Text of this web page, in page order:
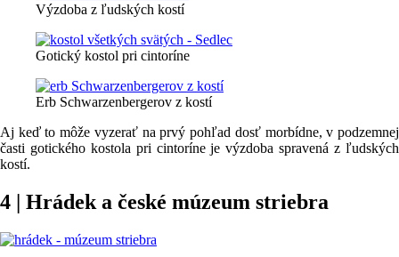
Výzdoba z ľudských kostí
Gotický kostol pri cintoríne
Erb Schwarzenbergerov z kostí
Aj keď to môže vyzerať na prvý pohľad dosť morbídne, v podzemnej
časti gotického kostola pri cintoríne je výzdoba spravená z ľudských
kostí.
4 | Hrádek a české múzeum striebra